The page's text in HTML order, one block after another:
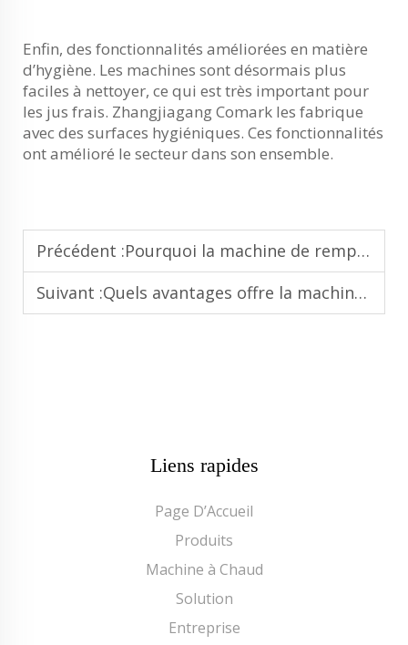
Enfin, des fonctionnalités améliorées en matière
d’hygiène. Les machines sont désormais plus
faciles à nettoyer, ce qui est très important pour
les jus frais. Zhangjiagang Comark les fabrique
avec des surfaces hygiéniques. Ces fonctionnalités
ont amélioré le secteur dans son ensemble.
Précédent :Pourquoi la machine de remplissage d’eau améliore-t-elle la cohérence et la précision dans le conditionnement en bouteilles
Suivant :Quels avantages offre la machine de remplissage de jus pour le remplissage à froid et le remplissage à chaud ?
Liens rapides
Page D’Accueil
Produits
Machine à Chaud
Solution
Entreprise